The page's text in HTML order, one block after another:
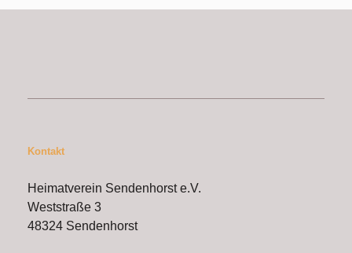
Kontakt
Heimatverein Sendenhorst e.V.
Weststraße 3
48324 Sendenhorst